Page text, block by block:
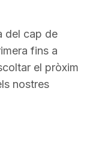
del cap de
fins a
el pròxim
nostres